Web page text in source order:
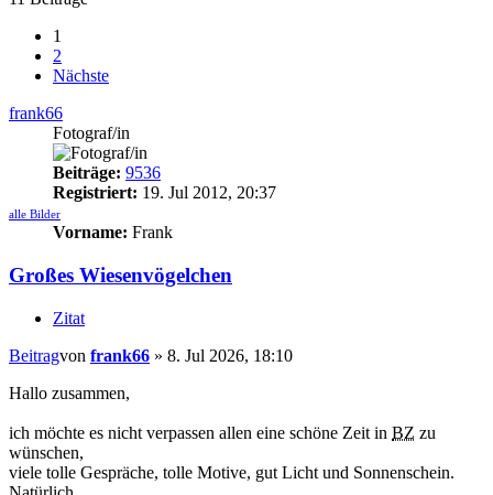
1
2
Nächste
frank66
Fotograf/in
Beiträge: 9536
Registriert: 19. Jul 2012, 20:37
alle Bilder
Vorname: Frank
Großes Wiesenvögelchen
Zitat
Beitragvon frank66 » 8. Jul 2026, 18:10
Hallo zusammen,
ich möchte es nicht verpassen allen eine schöne Zeit in BZ zu
wünschen,
viele tolle Gespräche, tolle Motive, gut Licht und Sonnenschein.